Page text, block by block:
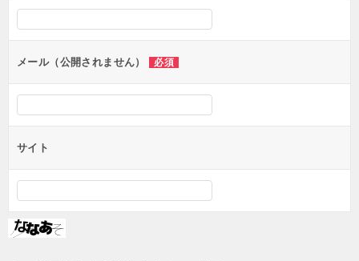
シ
ョ
ンメール（公開されません） 必須
サイト